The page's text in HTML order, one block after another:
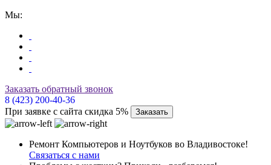
Мы:
Заказать обратный звонок
8 (423) 200-40-36
При заявке с сайта скидка 5%
Заказать
Ремонт Компьютеров и Ноутбуков во Владивостоке!
Связаться с нами